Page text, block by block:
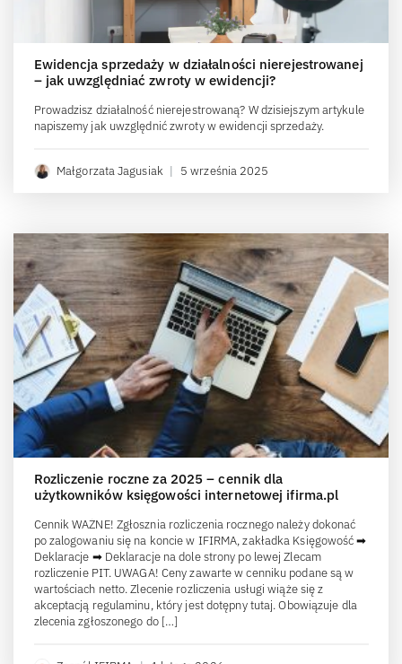
Ewidencja sprzedaży w działalności nierejestrowanej
– jak uwzględniać zwroty w ewidencji?
Prowadzisz działalność nierejestrowaną? W dzisiejszym artykule
napiszemy jak uwzględnić zwroty w ewidencji sprzedaży.
Małgorzata Jagusiak | 5 września 2025
Rozliczenie roczne za 2025 – cennik dla
użytkowników księgowości internetowej ifirma.pl
Cennik WAŻNE! Zgłosznia rozliczenia rocznego należy dokonać
po zalogowaniu się na koncie w IFIRMA, zakładka Księgowość ➡
Deklaracje ➡ Deklaracje na dole strony po lewej Zlecam
rozliczenie PIT. UWAGA! Ceny zawarte w cenniku podane są w
wartościach netto. Zlecenie rozliczenia usługi wiąże się z
akceptacją regulaminu, który jest dotępny tutaj. Obowiązuje dla
zlecenia zgłoszonego do […]